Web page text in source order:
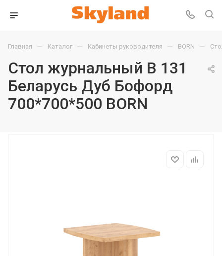
Главная — Каталог — Кабинеты руководителя — BORN —
Стол журнальный B 131
Беларусь Дуб Бофорд
700*700*500 BORN